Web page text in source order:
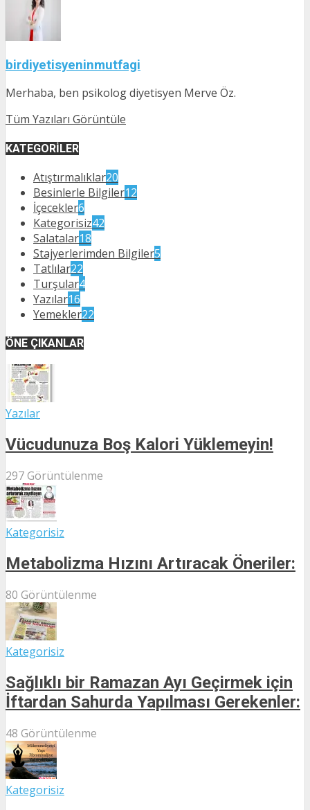
birdiyetisyeninmutfagi
Merhaba, ben psikolog diyetisyen Merve Öz.
Tüm Yazıları Görüntüle
KATEGORILER
Atıştırmalıklar20
Besinlerle Bilgiler12
İçecekler6
Kategorisiz42
Salatalar18
Stajyerlerimden Bilgiler5
Tatlılar22
Turşular4
Yazılar16
Yemekler22
ÖNE ÇIKANLAR
Yazılar
Vücudunuza Boş Kalori Yüklemeyin!
297 Görüntülenme
Kategorisiz
Metabolizma Hızını Artıracak Öneriler:
80 Görüntülenme
Kategorisiz
Sağlıklı bir Ramazan Ayı Geçirmek için
İftardan Sahurda Yapılması Gerekenler:
48 Görüntülenme
Kategorisiz